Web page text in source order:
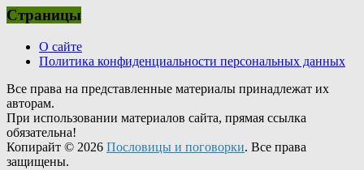
Страницы
О сайте
Политика конфиденциальности персональных данных
Все права на представленные материалы принадлежат их
авторам.
При использовании материалов сайта, прямая ссылка
обязательна!
Копирайт © 2026 Пословицы и поговорки. Все права
защищены.